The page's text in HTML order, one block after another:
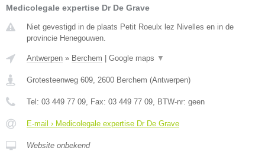
Medicolegale expertise Dr De Grave
Niet gevestigd in de plaats Petit Roeulx lez Nivelles en in de
provincie Henegouwen.
Antwerpen » Berchem Google maps ▼
Grotesteenweg 609, 2600 Berchem (Antwerpen)
Tel: 03 449 77 09, Fax: 03 449 77 09, BTW-nr: geen
E-mail › Medicolegale expertise Dr De Grave
Website onbekend